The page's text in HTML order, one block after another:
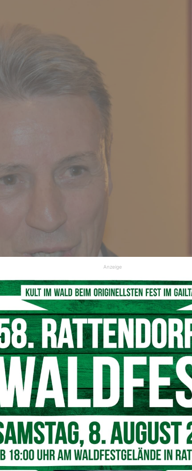
Dr. Klemens Fheodoroff (c) Ilse Jank
Portionen 11.000 km
Portionen 50.000 km
Anzeige